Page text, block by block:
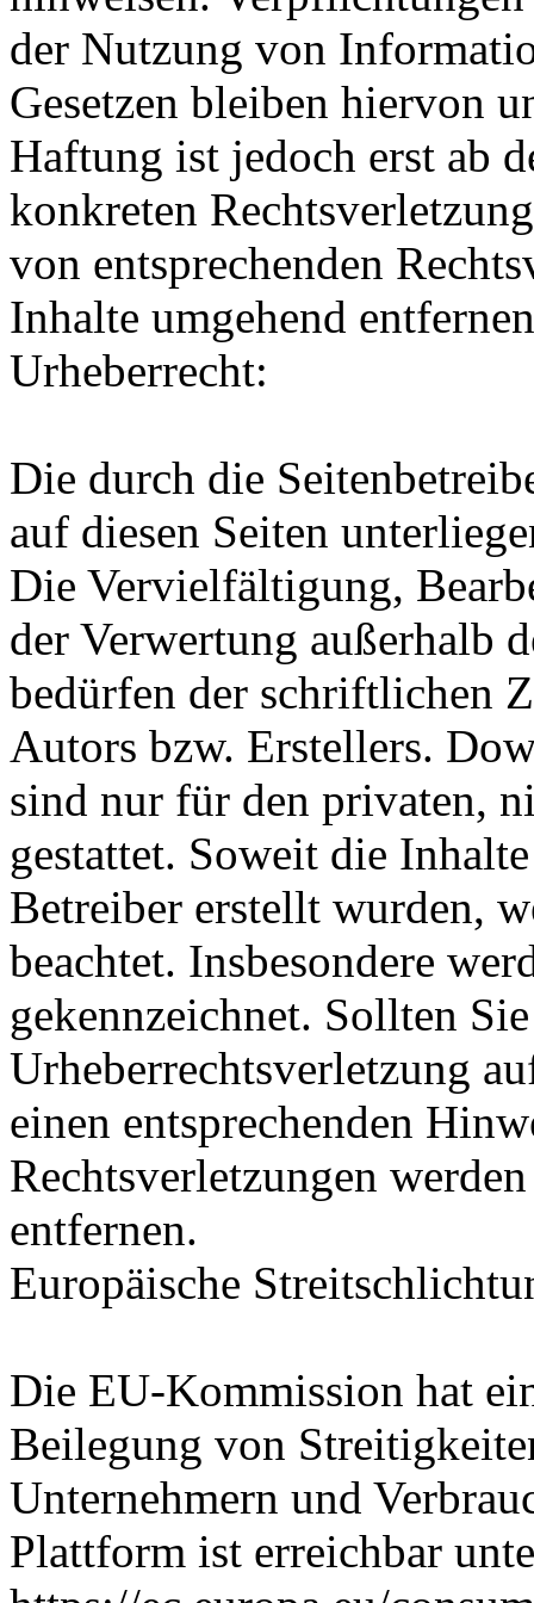
der Nutzung von
Gesetzen bleiben hiervon
Haftung ist jedoch erst ab
konkreten
von entsprechenden
Inhalte umgehend
Urheberrecht:
Die durch die
auf diesen Seiten
Die Vervielfältigung,
der Verwertung außerhalb
bedürfen der schriftlichen
Autors bzw. Erstellers.
sind nur für den privaten,
gestattet. Soweit die
Betreiber erstellt wurden,
beachtet. Insbesondere
gekennzeichnet. Sollten
Urheberrechtsverletzung
einen entsprechenden
Rechtsverletzungen
entfernen.
Europäische
Die EU-Kommission hat
Beilegung von
Unternehmern und
Plattform ist erreichbar